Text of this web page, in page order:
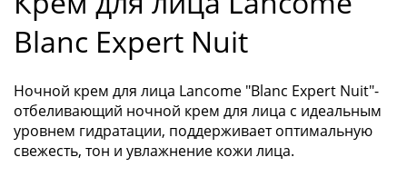
Blanc Expert Nuit
Ночной крем для лица Lancome "Blanc Expert Nuit"-
отбеливающий ночной крем для лица с идеальным
уровнем гидратации, поддерживает оптимальную
свежесть, тон и увлажнение кожи лица.